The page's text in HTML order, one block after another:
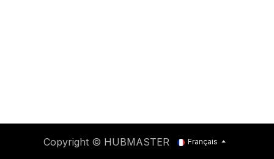
Copyright © HUBMASTER Français